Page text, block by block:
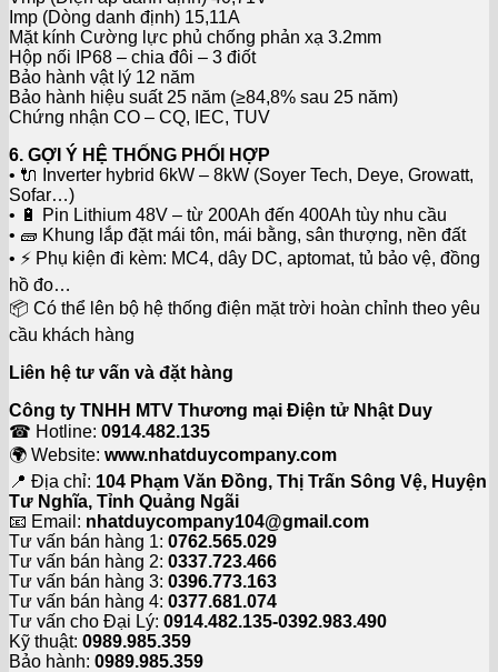
Imp (Dòng danh định) 15,11A
Mặt kính Cường lực phủ chống phản xạ 3.2mm
Hộp nối IP68 – chia đôi – 3 điốt
Bảo hành vật lý 12 năm
Bảo hành hiệu suất 25 năm (≥84,8% sau 25 năm)
Chứng nhận CO – CQ, IEC, TUV
6. GỢI Ý HỆ THỐNG PHỐI HỢP
• 🔌 Inverter hybrid 6kW – 8kW (Soyer Tech, Deye, Growatt,
Sofar…)
• 🔋 Pin Lithium 48V – từ 200Ah đến 400Ah tùy nhu cầu
• 🧱 Khung lắp đặt mái tôn, mái bằng, sân thượng, nền đất
• ⚡ Phụ kiện đi kèm: MC4, dây DC, aptomat, tủ bảo vệ, đồng
hồ đo…
📦 Có thể lên bộ hệ thống điện mặt trời hoàn chỉnh theo yêu
cầu khách hàng
Liên hệ tư vấn và đặt hàng
Công ty TNHH MTV Thương mại Điện tử Nhật Duy
☎ Hotline: 0914.482.135
🌍 Website: www.nhatduycompany.com
📍 Địa chỉ: 104 Phạm Văn Đồng, Thị Trấn Sông Vệ, Huyện
Tư Nghĩa, Tỉnh Quảng Ngãi
📧 Email: nhatduycompany104@gmail.com
Tư vấn bán hàng 1: 0762.565.029
Tư vấn bán hàng 2: 0337.723.466
Tư vấn bán hàng 3: 0396.773.163
Tư vấn bán hàng 4: 0377.681.074
Tư vấn cho Đại Lý: 0914.482.135-0392.983.490
Kỹ thuật: 0989.985.359
Bảo hành: 0989.985.359